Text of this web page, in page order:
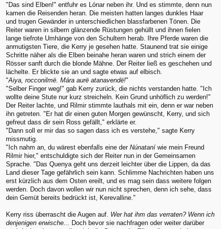
"Das sind Elben!" entfuhr es Lónar neben ihr. Und es stimmte, denn nun
kamen die Reisenden heran. Die meisten hatten langes dunkles Haar
und trugen Gewänder in unterschiedlichen blassfarbenen Tönen. Die
Reiter waren in silbern glänzende Rüstungen gehüllt und ihnen fielen
lange tiefrote Umhänge von den Schultern herab. Ihre Pferde waren die
anmutigsten Tiere, die Kerry je gesehen hatte. Staunend trat sie einige
Schritte näher als die Elben beinahe heran waren und strich einem der
Rösser sanft durch die blonde Mähne. Der Reiter ließ es geschehen und
lächelte. Er blickte sie an und sagte etwas auf elbisch.
"Aiya, rocconilmë. Mára aurë atanavendë!"
"Selber Finger weg!" gab Kerry zurück, die nichts verstanden hatte. "Ich
wollte deine Stute nur kurz streicheln. Kein Grund unhöflich zu werden!"
Der Reiter lachte, und Rilmir stimmte lauthals mit ein, denn er war neben
ihn getreten. "Er hat dir einen guten Morgen gewünscht, Kerry, und sich
gefreut dass dir sein Ross gefällt," erklärte er.
"Dann soll er mir das so sagen dass ich es verstehe," sagte Kerry
missmutig.
"Ich nahm an, du wärest ebenfalls eine der Núnataníwie mein Freund
Rilmir hier," entschuldigte sich der Reiter nun in der Gemeinsamen
Sprache. "Das Quenya geht uns derzeit leichter über die Lippen, da das
Land dieser Tage gefährlich sein kann. Schlimme Nachrichten haben uns
erst kürzlich aus dem Osten ereilt, und es mag sein dass weitere folgen
werden. Doch davon wollen wir nun nicht sprechen, denn ich sehe, dass
dein Gemüt bereits bedrückt ist, Kerevalline."
Kerry riss überrascht die Augen auf. Wer hat ihm das verraten? Wenn ich
denjenigen erwische...
Doch bevor sie nachfragen oder weiter darüber